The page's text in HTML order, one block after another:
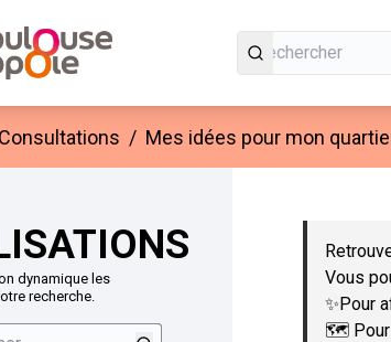
principal
Consultations / Mes idées pour mon
dynamique les
recherche.
Passer la carte
Vous
✨Pour
🗺️ Pour